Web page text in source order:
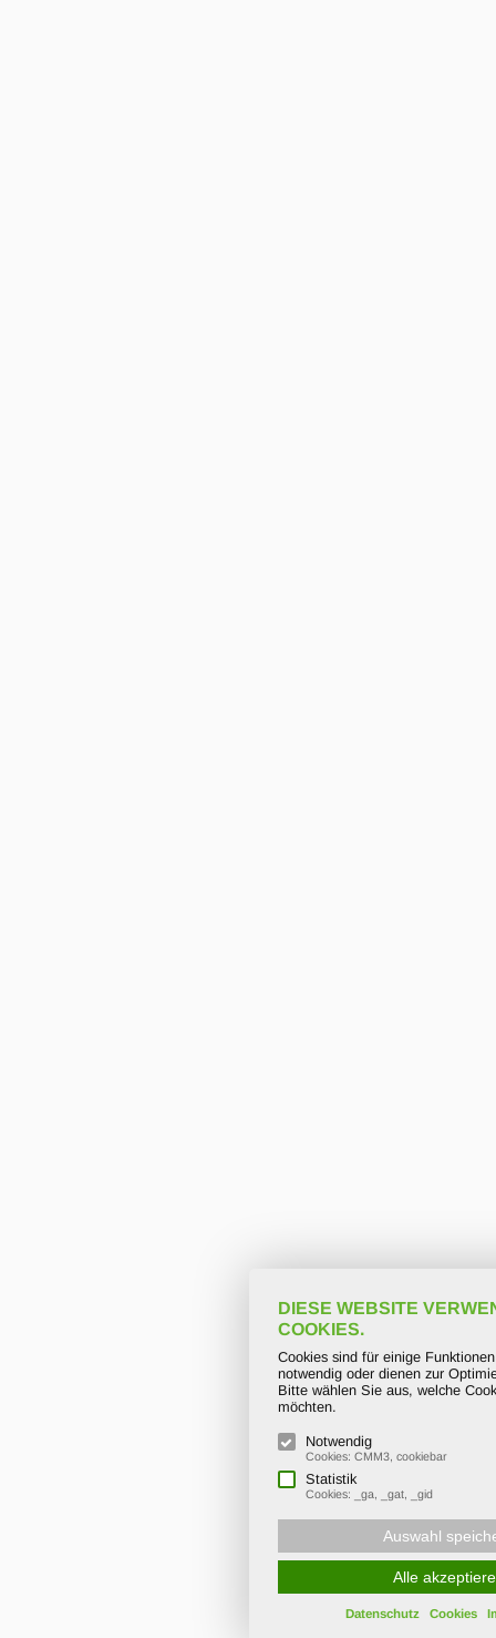
DIESE WEBSITE
COOKIES.
Cookies sind für einige
notwendig oder dienen zur
Bitte wählen Sie aus, welche
möchten.
Notwendig
Cookies: CMM3, cookiebar
Statistik
Cookies: _ga, _gat, _gid
Auswahl
Alle
Datenschutz Cookies